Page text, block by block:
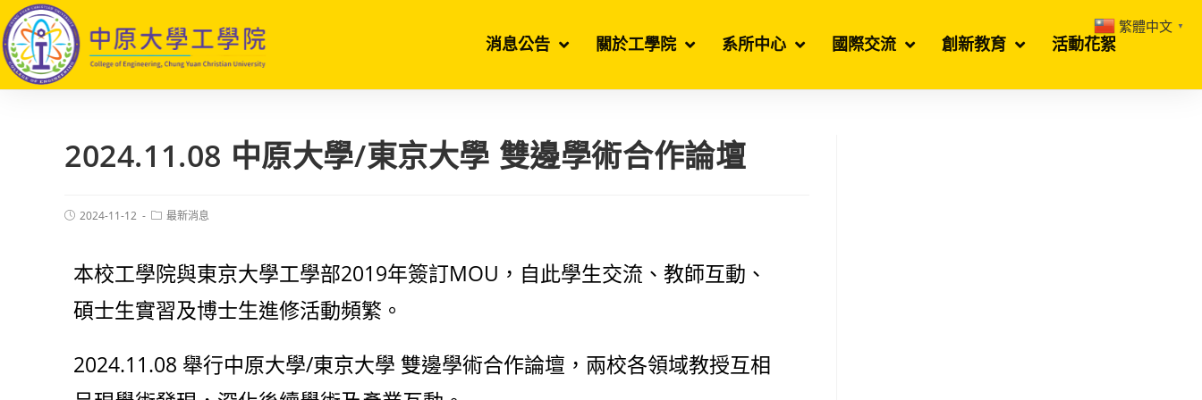
消息公告 關於工學院 系所中心 國際交流 創新教育 活動花絮
2024.11.08 中原大學/東京大學 雙邊學術合作論壇
2024-11-12 最新消息
本校工學院與東京大學工學部2019年簽訂MOU，自此學生交流、教師互動、
碩士生實習及博士生進修活動頻繁。
2024.11.08 舉行中原大學/東京大學 雙邊學術合作論壇，兩校各領域教授互相
繁體中文 ▼